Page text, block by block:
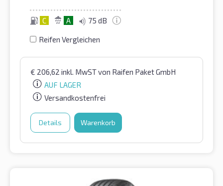
C A 75 dB
Reifen Vergleichen
€ 206,62 inkl. MwSTvon Raifen Paket GmbH
AUF LAGER
Versandkostenfrei
Details Warenkorb